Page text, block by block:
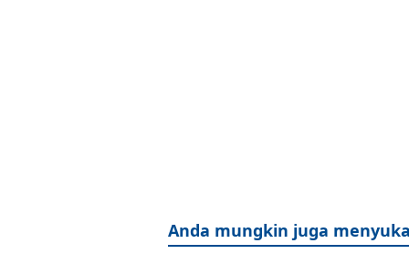
Anda mungkin juga